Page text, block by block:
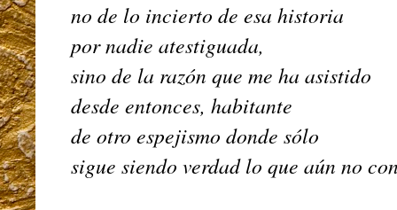
no de lo incierto de esa historia
por nadie atestiguada,
sino de la razón que me ha asistido
desde entonces, habitante
de otro espejismo donde sólo
sigue siendo verdad lo que aún no